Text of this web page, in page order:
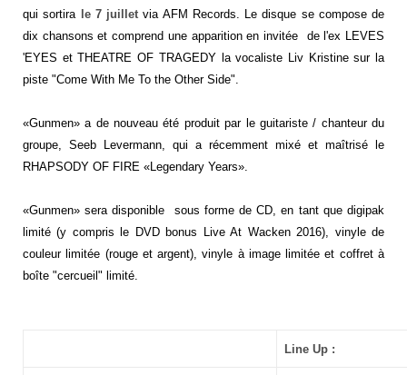
qui sortira le 7 juillet via AFM Records. Le disque se compose de
dix chansons et comprend une apparition en invitée de l'ex LEVES
'EYES et THEATRE OF TRAGEDY la vocaliste Liv Kristine sur la
piste "Come With Me To the Other Side".
«Gunmen» a de nouveau été produit par le guitariste / chanteur du
groupe, Seeb Levermann, qui a récemment mixé et maîtrisé le
RHAPSODY OF FIRE «Legendary Years».
«Gunmen» sera disponible sous forme de CD, en tant que digipak
limité (y compris le DVD bonus Live At Wacken 2016), vinyle de
couleur limitée (rouge et argent), vinyle à image limitée et coffret à
boîte "cercueil" limité.
Line Up :